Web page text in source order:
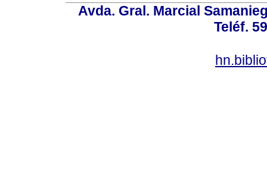
Avda. Gral. Marcial
Teléf.